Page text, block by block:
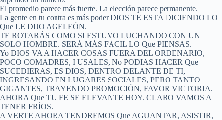
El promedio parece más fuerte. La elección parece permanente.
La gente en tu contra es más poder DIOS TE ESTÁ DICIENDO LO
Que LE DIJO AGELEÓN.
TE ROTARÁS COMO SI ESTUVO LUCHANDO CON UN
SOLO HOMBRE. SERÁ MÁS FÁCIL LO Que PIENSAS.
Yo DIOS VA A HACER COSAS FUERA DEL ORDENARIO,
POCO COMADRES, I USALES, No PODIAS HACER Que
SUCEDIERAS, ES DIOS, DENTRO DELANTE DE TI,
INGRESANDO EN LUGARES SOCIALES, PERO TANTO
GIGANTES, TRAYENDO PROMOCIÓN, FAVOR VICTORIA.
AHORA Que TU FE SE ELEVANTE HOY. CLARO VAMOS A
TENER FRÍOS.
A VERTE AHORA TENDREMOS Que AGUANTAR, ASISTIR,